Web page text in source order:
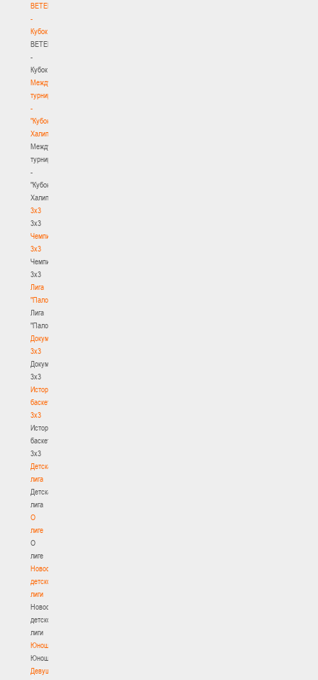
BETERA
-
Кубок
BETERA
-
Кубок
Международный
турнир
-
"Кубок
Халипского"
Международный
турнир
-
"Кубок
Халипского"
3x3
3x3
Чемпионат
3х3
Чемпионат
3х3
Лига
"Палова"
Лига
"Палова"
Документы
3х3
Документы
3х3
История
баскетбола
3х3
История
баскетбола
3х3
Детская
лига
Детская
лига
О
лиге
О
лиге
Новости
детской
лиги
Новости
детской
лиги
Юноши
Юноши
Девушки